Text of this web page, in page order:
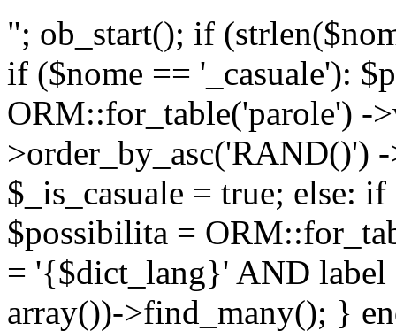
"; ob_start(); if
if ($nome == '_casuale'):
ORM::for_table('parole') -
>order_by_asc('RAND()')
$_is_casuale = true; else:
$possibilita =
= '{$dict_lang}' AND
array())->find_many(); }